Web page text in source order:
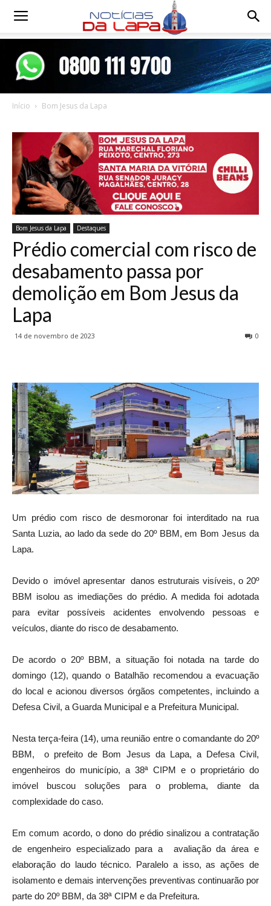
Notícias
Início Bom Jesus da Lapa
Bom Jesus da Lapa Destaques
Prédio comercial com risco de
desabamento passa por
demolição em Bom Jesus da
Lapa
14 de novembro de 2023 0
Um prédio com risco de desmoronar foi interditado na rua
Santa Luzia, ao lado da sede do 20º BBM, em Bom Jesus da
Lapa.
Devido o imóvel apresentar danos estruturais visíveis, o 20º
BBM isolou as imediações do prédio. A medida foi adotada
para evitar possíveis acidentes envolvendo pessoas e
veículos, diante do risco de desabamento.
De acordo o 20º BBM, a situação foi notada na tarde do
domingo (12), quando o Batalhão recomendou a evacuação
do local e acionou diversos órgãos competentes, incluindo a
Defesa Civil, a Guarda Municipal e a Prefeitura Municipal.
Nesta terça-feira (14), uma reunião entre o comandante do 20º
BBM, o prefeito de Bom Jesus da Lapa, a Defesa Civil,
engenheiros do município, a 38ª CIPM e o proprietário do
imóvel buscou soluções para o problema, diante da
complexidade do caso.
Em comum acordo, o dono do prédio sinalizou a contratação
de engenheiro especializado para a avaliação da área e
elaboração do laudo técnico. Paralelo a isso, as ações de
isolamento e demais intervenções preventivas continuarão por
parte do 20º BBM, da 38ª CIPM e da Prefeitura.